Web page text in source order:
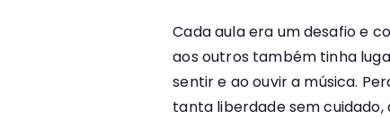
Cada aula era um desafio e
aos outros também tinha
sentir e ao ouvir a música.
tanta liberdade sem